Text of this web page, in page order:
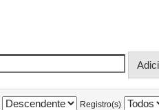
Registro(s)